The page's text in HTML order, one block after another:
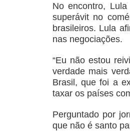
No encontro,
superávit no
brasileiros. Lula
nas negociações.
“Eu não estou
verdade mais
Brasil, que foi a
taxar os países
Perguntado por
que não é santo